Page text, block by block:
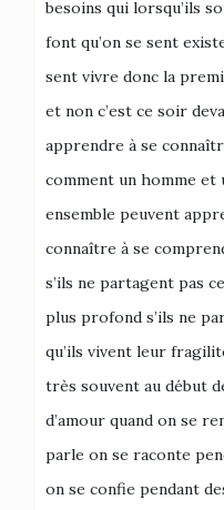
besoins qui lorsqu’ils
font qu’on se sent
sent vivre donc la
et non c’est ce soir
apprendre à se
comment un homme et
ensemble peuvent
connaître à se
s’ils ne partagent pas
plus profond s’ils ne
qu’ils vivent leur
très souvent au début
d’amour quand on se
parle on se raconte
on se confie pendant